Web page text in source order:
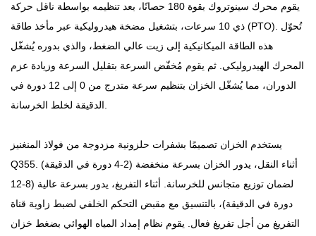
يقوم محرك سينوتروك بقوة 180 حصانًا، بعد تنظيمه بواسطة ناقل حركة
ذي 10 سرعات، بتشغيل مضخة هيدروليكية عبر مأخذ طاقة (PTO). تُحوّل
هذه الطاقة الميكانيكية إلى زيت عالي الضغط، والذي بدوره يُشغّل
المحرك الهيدروليكي. ثم يقوم مُخفّض السرعة بتقليل السرعة وزيادة عزم
الدوران، مما يُشغّل الخزان بتنظيم سرعة متدرج من 0 إلى 12 دورة في
الدقيقة لخلط الخرسانة.
يستخدم الخزان تصميمًا بشفرات حلزونية مزدوجة من فولاذ المنغنيز
Q355. أثناء النقل، يدور الخزان بسرعة منخفضة (2-4 دورة في الدقيقة)
لضمان توزيع متجانس للخرسانة. أثناء التفريغ، يدور بسرعة عالية (8-12
دورة في الدقيقة)، بالتنسيق مع مقبض التحكم الخلفي لضبط زاوية قناة
التفريغ من أجل تفريغ فعال. يقوم نظام إمداد المياه الهوائي بضغط خزان